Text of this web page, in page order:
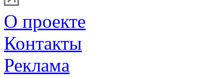
О проекте
Контакты
Реклама